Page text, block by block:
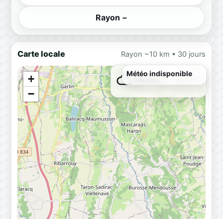
Rayon −
Carte locale Rayon ~10 km • 30 jours
+
−
Météo…Chargement
Météo indisponible